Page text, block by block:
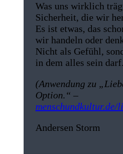
Was uns wirklich
Sicherheit, die wir
Es ist etwas, das
wir handeln oder
Nicht als Gefühl,
in dem alles sein darf.
(Anwendung zu
Option.“ –
menschundkultur.de/
Andersen Storm